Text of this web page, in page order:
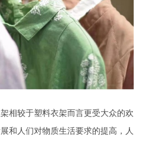
相较于塑料衣架而言更受大众的欢
和人们对物质生活要求的提高，人